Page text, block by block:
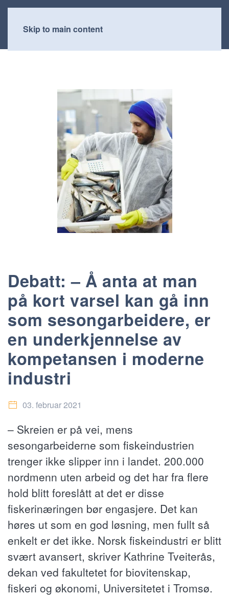
Skip to main content
Debatt: – Å anta at man
på kort varsel kan gå inn
som sesongarbeidere, er
en underkjennelse av
kompetansen i moderne
industri
03. februar 2021
– Skreien er på vei, mens
sesongarbeiderne som fiskeindustrien
trenger ikke slipper inn i landet. 200.000
nordmenn uten arbeid og det har fra flere
hold blitt foreslått at det er disse
fiskerinæringen bør engasjere. Det kan
høres ut som en god løsning, men fullt så
enkelt er det ikke. Norsk fiskeindustri er blitt
svært avansert, skriver Kathrine Tveiterås,
dekan ved fakultetet for biovitenskap,
fiskeri og økonomi, Universitetet i Tromsø.